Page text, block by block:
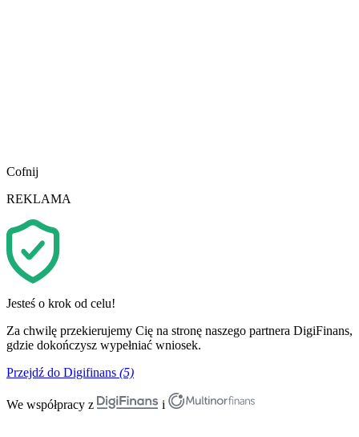
Cofnij
REKLAMA
Jesteś o krok od celu!
Za chwilę przekierujemy Cię na stronę naszego partnera DigiFinans,
gdzie dokończysz wypełniać wniosek.
Przejdź do Digifinans (5)
We współpracy z i